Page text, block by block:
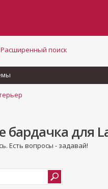
Расширенный поиск
для
Есть вопросы - задавай!